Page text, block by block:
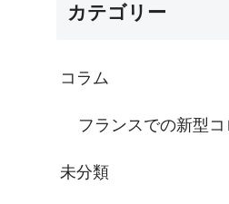
カテゴリー
コラム
フランスでの新型
未分類